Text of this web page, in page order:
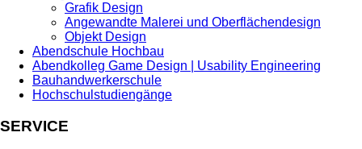
Grafik Design
Angewandte Malerei und Oberflächendesign
Objekt Design
Abendschule Hochbau
Abendkolleg Game Design | Usability Engineering
Bauhandwerkerschule
Hochschulstudiengänge
SERVICE